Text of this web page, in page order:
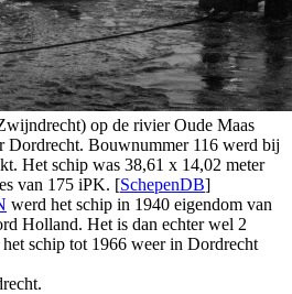
op de rivier Oude Maas
Dordrecht. Bouwnummer 116 werd bij
Het schip was 38,61 x 14,02 meter
van 175 iPK. [SchepenDB]
werd het schip in 1940 eigendom van
Holland. Het is dan echter wel 2
schip tot 1966 weer in Dordrecht